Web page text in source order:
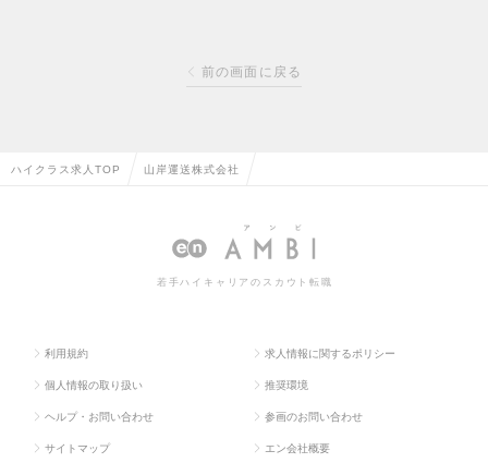
前の画面に戻る
ハイクラス求人TOP 山岸運送株式会社
若手ハイキャリアのスカウト転職
利用規約 求人情報に関するポリシー
個人情報の取り扱い 推奨環境
ヘルプ・お問い合わせ 参画のお問い合わせ
サイトマップ エン会社概要